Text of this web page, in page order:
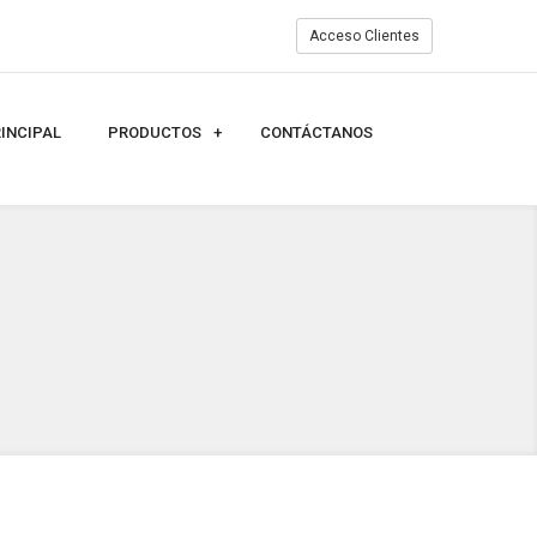
Acceso Clientes
PRODUCTOS CONTÁCTANOS